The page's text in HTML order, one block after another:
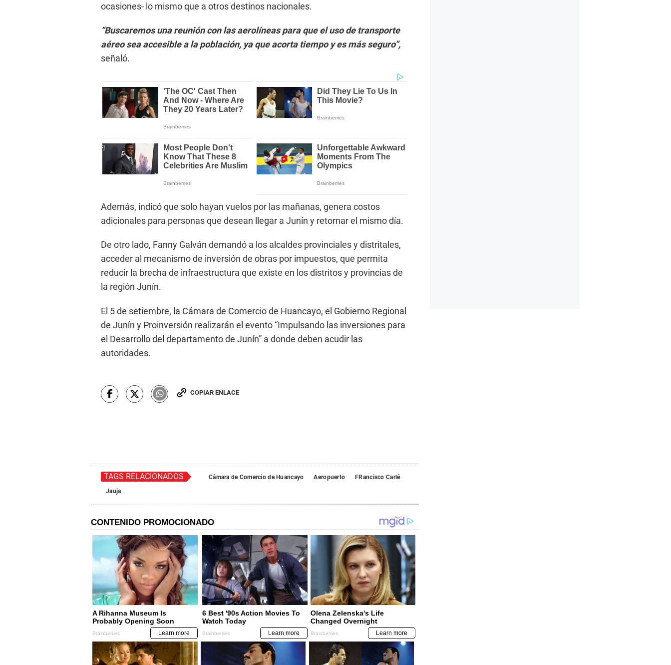
ocasiones- lo mismo que a otros destinos nacionales.
“Buscaremos una reunión con las aerolíneas para que el uso de transporte
aéreo sea accesible a la población, ya que acorta tiempo y es más seguro”,
señaló.
Además, indicó que solo hayan vuelos por las mañanas, genera costos
adicionales para personas que desean llegar a Junín y retornar el mismo día.
De otro lado, Fanny Galván demandó a los alcaldes provinciales y distritales,
acceder al mecanismo de inversión de obras por impuestos, que permita
reducir la brecha de infraestructura que existe en los distritos y provincias de
la región Junín.
El 5 de setiembre, la Cámara de Comercio de Huancayo, el Gobierno Regional
de Junín y Proinversión realizarán el evento “Impulsando las inversiones para
el Desarrollo del departamento de Junín” a donde deben acudir las
autoridades.
COPIAR ENLACE
TAGS RELACIONADOS Cámara de Comercio de Huancayo Aeropuerto
FRancisco Carlé
Jauja